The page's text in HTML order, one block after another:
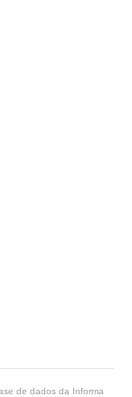
de dados da Informa